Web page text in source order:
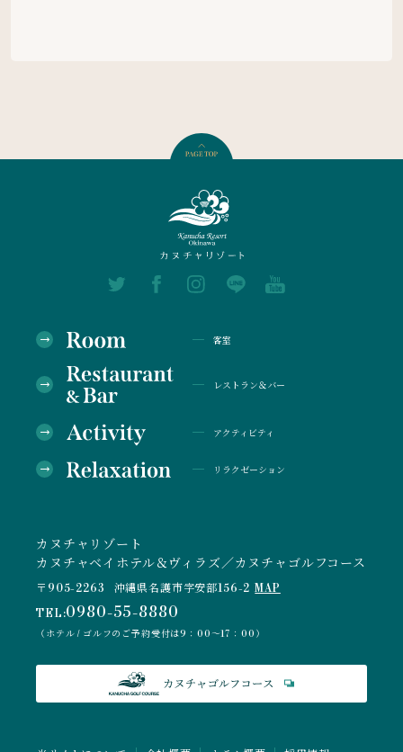
客室
レストラン＆バー
アクティビティ
リラクゼーション
カヌチャリゾート
カヌチャベイホテル＆ヴィラズ／カヌチャゴルフコース
〒905-2263 沖縄県名護市字安部156-2 MAP
TEL:0980-55-8880
（ホテル / ゴルフのご予約受付は9：00～17：00）